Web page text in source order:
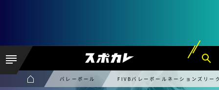
バレーボール FIVBバレーボールネーションズリー